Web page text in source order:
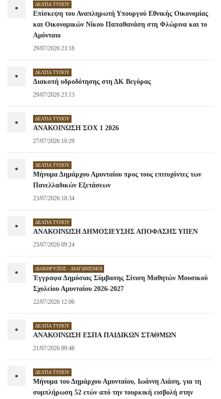
• ΔΕΛΤΊΑ ΤΎΠΟΥ
Επίσκεψη του Αναπληρωτή Υπουργού Εθνικής Οικονομίας
και Οικονομικών Νίκου Παπαθανάση στη Φλώρινα και το
Αμύνταιο
29/07/2026 23:18
• ΔΕΛΤΊΑ ΤΎΠΟΥ
Διακοπή υδροδότησης στη ΔΚ Βεγόρας
29/07/2026 23:13
• ΔΕΛΤΊΑ ΤΎΠΟΥ
ΑΝΑΚΟΙΝΩΣΗ ΣΟΧ 1 2026
27/07/2026 10:29
• ΔΕΛΤΊΑ ΤΎΠΟΥ
Μήνυμα Δημάρχου Αμυνταίου προς τους επιτυχόντες των
Πανελλαδικών Εξετάσεων
23/07/2026 18:34
• ΔΕΛΤΊΑ ΤΎΠΟΥ
ΑΝΑΚΟΙΝΩΣΗ ΔΗΜΟΣΙΕΥΣΗΣ ΑΠΟΦΑΣΗΣ ΥΠΕΝ
23/07/2026 09:24
• ΔΙΑΚΗΡΎΞΕΙΣ - ΔΙΑΓΩΝΙΣΜΟΊ
Έγγραφα Δημόσιας Σύμβασης Σίτιση Μαθητών Μουσικού
Σχολείου Αμυνταίου 2026-2027
22/07/2026 12:06
• ΔΕΛΤΊΑ ΤΎΠΟΥ
ΑΝΑΚΟΙΝΩΣΗ ΕΣΠΑ ΠΑΙΔΙΚΩΝ ΣΤΑΘΜΩΝ
21/07/2026 09:48
• ΔΕΛΤΊΑ ΤΎΠΟΥ
Μήνυμα του Δημάρχου Αμυνταίου, Ιωάννη Λιάση, για τη
συμπλήρωση 52 ετών από την τουρκική εισβολή στην